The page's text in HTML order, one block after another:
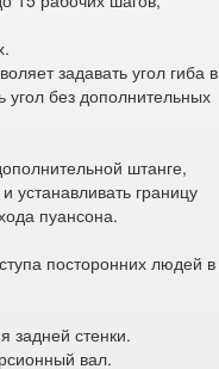
задавать угол гиба в
угол без дополнительных
штанге,
устанавливать границу
пуансона.
посторонних людей в
задней стенки.
вал.